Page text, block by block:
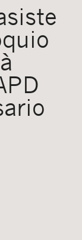
CONTACTO
ESPAÑOL